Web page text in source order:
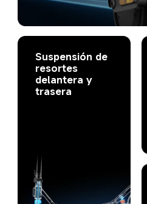
Suspensión de
resortes
delantera y
trasera